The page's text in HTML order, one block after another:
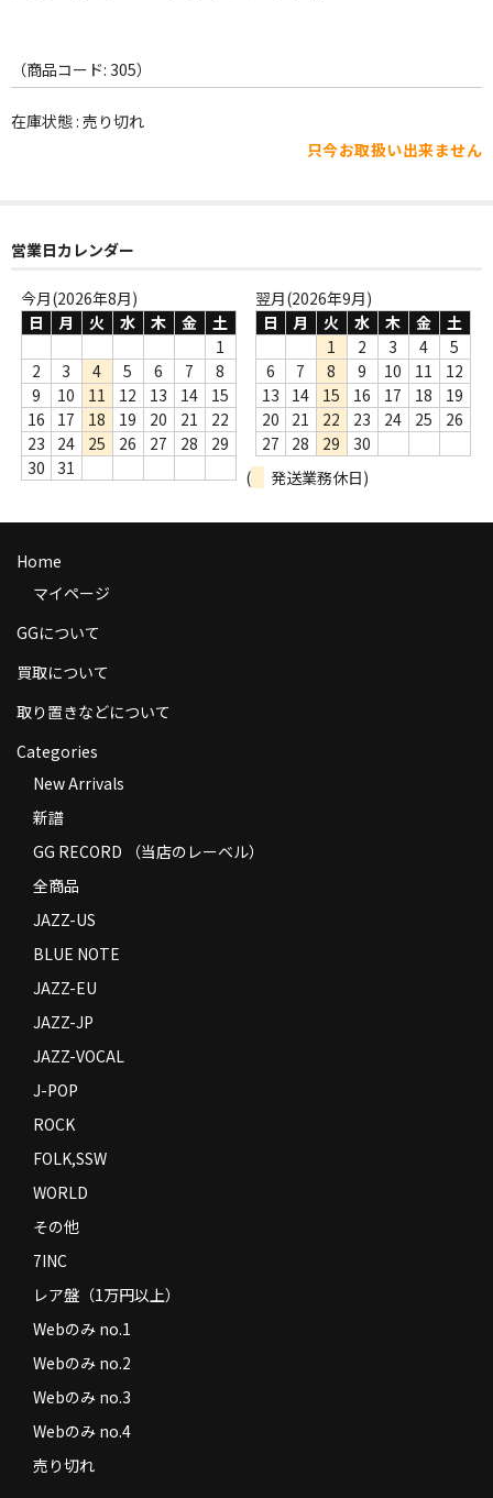
その他
7INC
Webのみ no.2
Webのみ no.3
売り切れ
Help
送料
返品
コンディション
Privacy Policy
特定商取引法に基づく表示
Contact
（商品コード: 305）
在庫状態 : 売り切れ
只今お取扱い出来ません
営業日カレンダー
今月(2026年8月)
日
月 火 水 木 金
土
1
2
3 4 5 6 7
8
9
10 11 12 13 14
15
16
17 18 19 20 21
22
23
24 25 26 27 28
29
30
31
翌月(2026年9月)
日
月 火 水 木 金
土
1
2 3 4
5
6
7 8 9 10 11
12
13
14 15 16 17 18
19
20
21 22 23 24 25
26
27
28 29
30
(
発送業務休日)
Home
マイページ
GGについて
買取について
取り置きなどについて
Categories
New Arrivals
新譜
GG RECORD （当店のレーベル）
全商品
JAZZ-US
BLUE NOTE
JAZZ-EU
JAZZ-JP
JAZZ-VOCAL
J-POP
ROCK
FOLK,SSW
WORLD
その他
7INC
レア盤（1万円以上）
Webのみ no.1
Webのみ no.2
Webのみ no.3
Webのみ no.4
売り切れ